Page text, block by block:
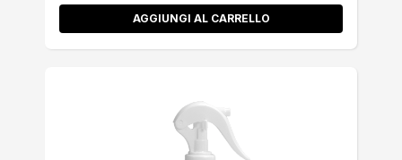
AGGIUNGI AL CARRELLO